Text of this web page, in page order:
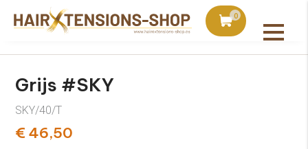
0
bij bestellingen vanaf €75 Vandaag besteld,
Alle producten
Grijs #SKY
SKY/40/T
€ 46,50